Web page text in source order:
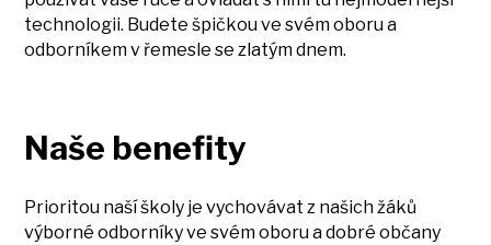
technologii. Budete špičkou ve svém oboru a
odborníkem v řemesle se zlatým dnem.
Naše benefity
Prioritou naší školy je vychovávat z našich žáků
výborné odborníky ve svém oboru a dobré občany